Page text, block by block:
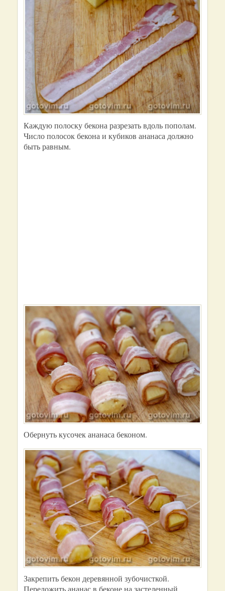
Каждую полоску бекона разрезать вдоль пополам.
Число полосок бекона и кубиков ананаса должно
быть равным.
Обернуть кусочек ананаса беконом.
Закрепить бекон деревянной зубочисткой.
Переложить ананас в беконе на застеленный